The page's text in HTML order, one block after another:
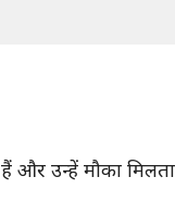
और उन्हें मौका